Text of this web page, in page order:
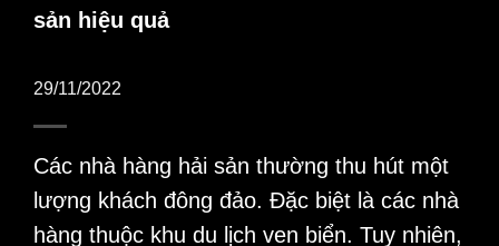
sản hiệu quả
29/11/2022
Các nhà hàng hải sản thường thu hút một
lượng khách đông đảo. Đặc biệt là các nhà
hàng thuộc khu du lịch ven biển. Tuy nhiên,